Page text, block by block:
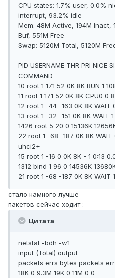
CPU states: 1.7% user, 0.0%
interrupt, 93.2% idle
Mem: 48M Active, 194M Inact,
Buf, 551M Free
Swap: 5120M Total, 5120M
PID USERNAME THR PRI NICE
COMMAND
10 root 1 171 52 0K 8K RUN 1
11 root 1 171 52 0K 8K CPU0
12 root 1 -44 -163 0K 8K WAIT
13 root 1 -32 -151 0K 8K WAIT
1426 root 5 20 0 15136K
22 root 1 -68 -187 0K 8K WAIT
uhci2+
15 root 1 -16 0 0K 8K - 1 0:13
1312 bind 1 96 0 14536K
21 root 1 -68 -187 0K 8K WAIT
стало намного лучше
пакетов сейчас ходит :
Цитата
netstat -bdh -w1
input (Total) output
packets errs bytes packets
18K 0 9.3M 19K 0 11M 0 0